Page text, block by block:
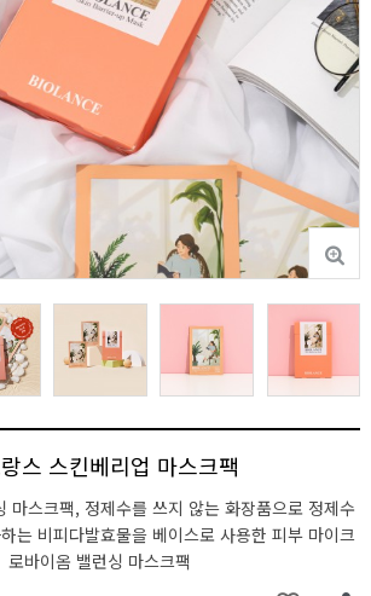
스 스킨베리업 마스크팩
마스크팩, 정제수를 쓰지 않는 화장품으로 정제수
는 비피다발효물을 베이스로 사용한 피부 마이크
로바이옴 밸런싱 마스크팩